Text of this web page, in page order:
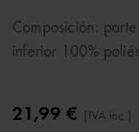
Composición:
inferior 100%
21,99 € (IVA inc.)